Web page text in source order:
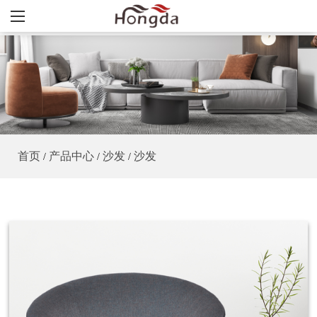
首页 / 产品中心 / 沙发 / 沙发